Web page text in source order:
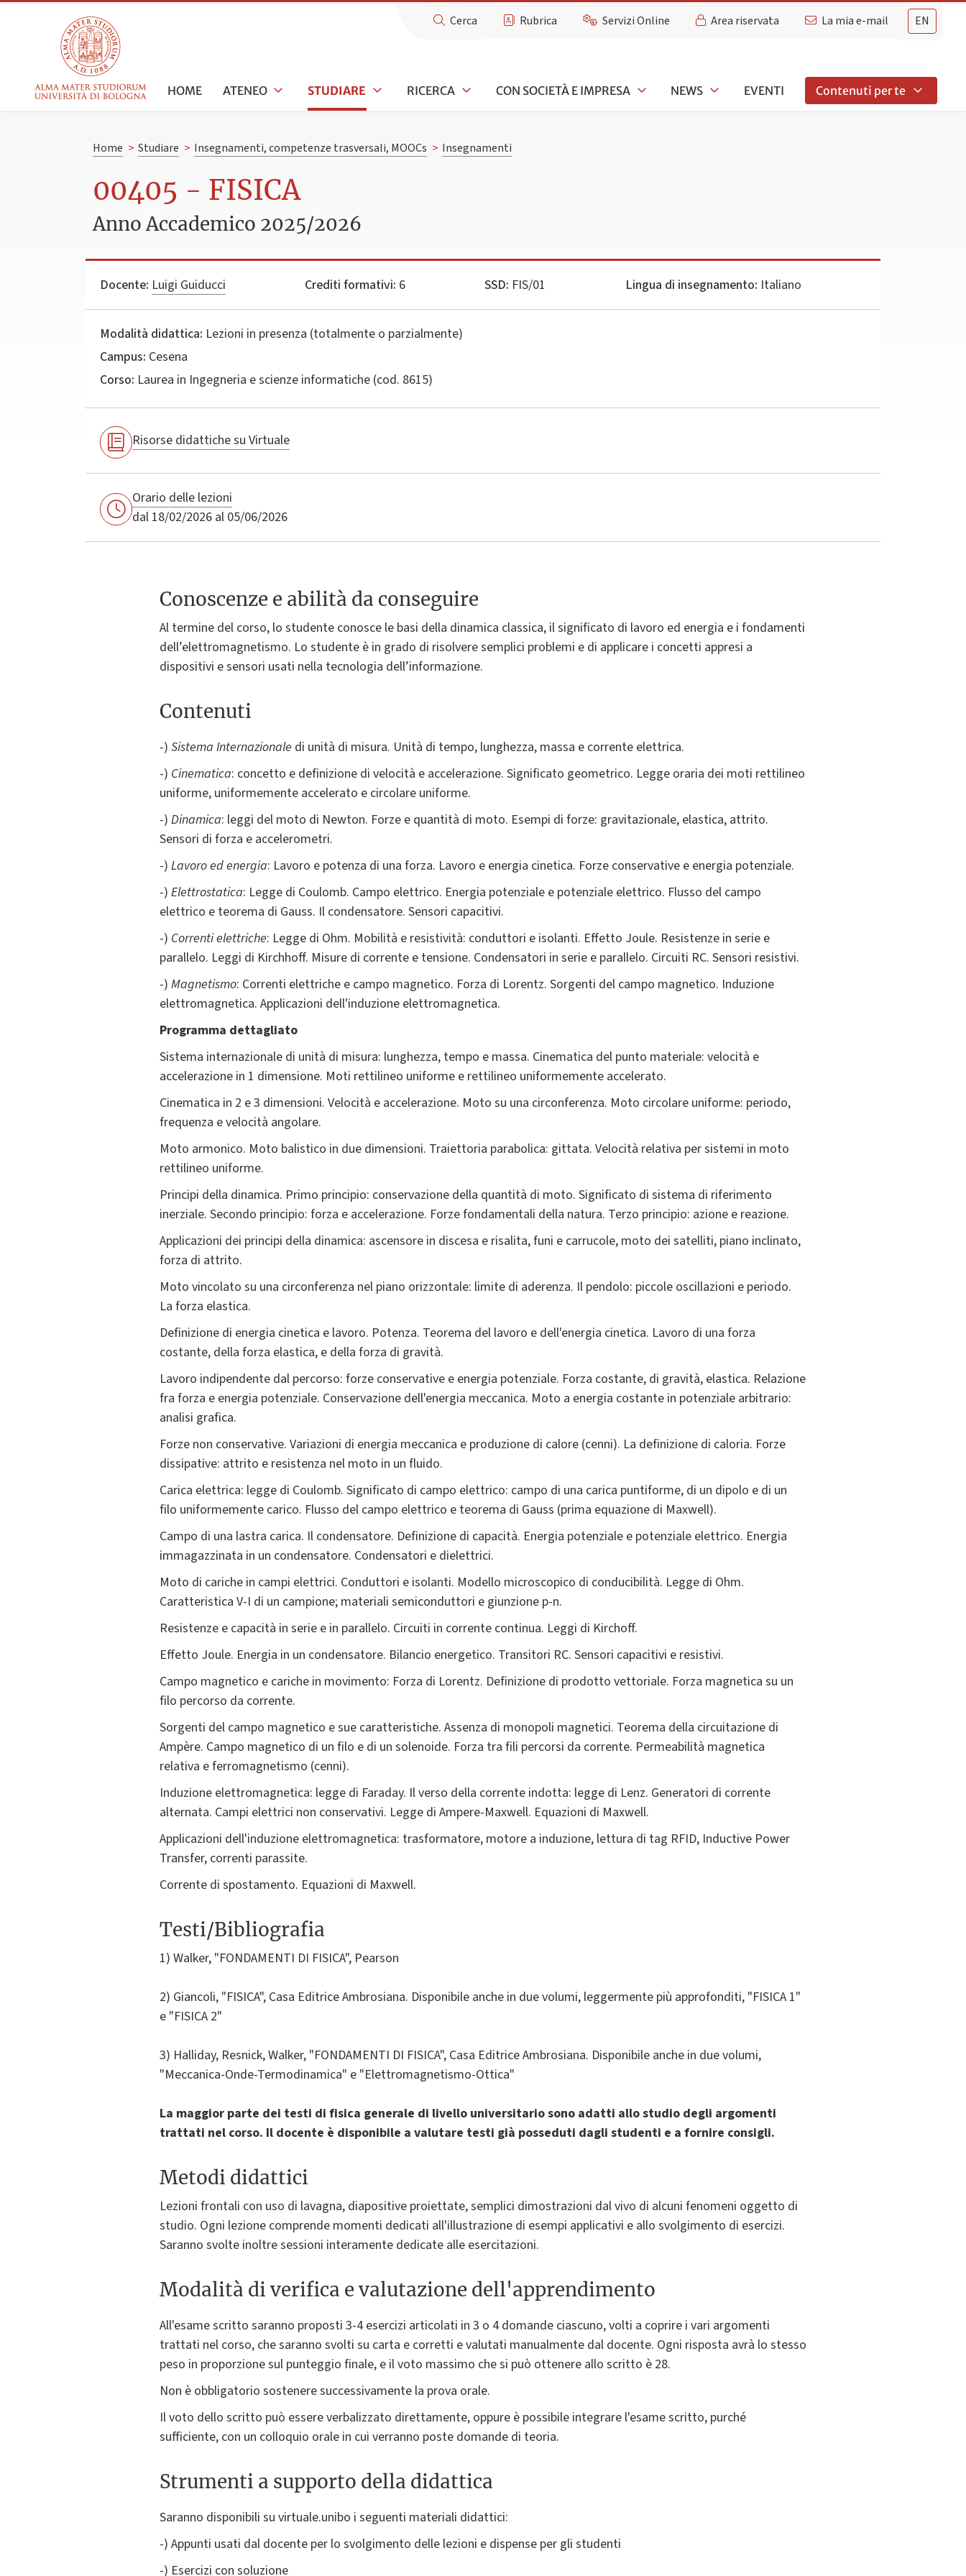
EN
Cerca Rubrica Servizi Online Area riservata La mia e-mail
HOME ATENEO STUDIARE RICERCA CON SOCIETÀ E IMPRESA NEWS EVENTI Contenuti per te
Home > Studiare > Insegnamenti, competenze trasversali, MOOCs > Insegnamenti
00405 - FISICA
Anno Accademico 2025/2026
Docente: Luigi Guiducci Crediti formativi: 6 SSD: FIS/01 Lingua di insegnamento: Italiano
Modalità didattica: Lezioni in presenza (totalmente o parzialmente)
Campus: Cesena
Corso: Laurea in Ingegneria e scienze informatiche (cod. 8615)
Risorse didattiche su Virtuale
Orario delle lezioni
dal 18/02/2026 al 05/06/2026
Conoscenze e abilità da conseguire
Al termine del corso, lo studente conosce le basi della dinamica classica, il significato di lavoro ed energia e i fondamenti
dell’elettromagnetismo. Lo studente è in grado di risolvere semplici problemi e di applicare i concetti appresi a
dispositivi e sensori usati nella tecnologia dell’informazione.
Contenuti
-) Sistema Internazionale di unità di misura. Unità di tempo, lunghezza, massa e corrente elettrica.
-) Cinematica: concetto e definizione di velocità e accelerazione. Significato geometrico. Legge oraria dei moti rettilineo
uniforme, uniformemente accelerato e circolare uniforme.
-) Dinamica: leggi del moto di Newton. Forze e quantità di moto. Esempi di forze: gravitazionale, elastica, attrito.
Sensori di forza e accelerometri.
-) Lavoro ed energia: Lavoro e potenza di una forza. Lavoro e energia cinetica. Forze conservative e energia potenziale.
-) Elettrostatica: Legge di Coulomb. Campo elettrico. Energia potenziale e potenziale elettrico. Flusso del campo
elettrico e teorema di Gauss. Il condensatore. Sensori capacitivi.
-) Correnti elettriche: Legge di Ohm. Mobilità e resistività: conduttori e isolanti. Effetto Joule. Resistenze in serie e
parallelo. Leggi di Kirchhoff. Misure di corrente e tensione. Condensatori in serie e parallelo. Circuiti RC. Sensori resistivi.
-) Magnetismo: Correnti elettriche e campo magnetico. Forza di Lorentz. Sorgenti del campo magnetico. Induzione
elettromagnetica. Applicazioni dell'induzione elettromagnetica.
Programma dettagliato
Sistema internazionale di unità di misura: lunghezza, tempo e massa. Cinematica del punto materiale: velocità e
accelerazione in 1 dimensione. Moti rettilineo uniforme e rettilineo uniformemente accelerato.
Cinematica in 2 e 3 dimensioni. Velocità e accelerazione. Moto su una circonferenza. Moto circolare uniforme: periodo,
frequenza e velocità angolare.
Moto armonico. Moto balistico in due dimensioni. Traiettoria parabolica: gittata. Velocità relativa per sistemi in moto
rettilineo uniforme.
Principi della dinamica. Primo principio: conservazione della quantità di moto. Significato di sistema di riferimento
inerziale. Secondo principio: forza e accelerazione. Forze fondamentali della natura. Terzo principio: azione e reazione.
Applicazioni dei principi della dinamica: ascensore in discesa e risalita, funi e carrucole, moto dei satelliti, piano inclinato,
forza di attrito.
Moto vincolato su una circonferenza nel piano orizzontale: limite di aderenza. Il pendolo: piccole oscillazioni e periodo.
La forza elastica.
Definizione di energia cinetica e lavoro. Potenza. Teorema del lavoro e dell'energia cinetica. Lavoro di una forza
costante, della forza elastica, e della forza di gravità.
Lavoro indipendente dal percorso: forze conservative e energia potenziale. Forza costante, di gravità, elastica. Relazione
fra forza e energia potenziale. Conservazione dell'energia meccanica. Moto a energia costante in potenziale arbitrario:
analisi grafica.
Forze non conservative. Variazioni di energia meccanica e produzione di calore (cenni). La definizione di caloria. Forze
dissipative: attrito e resistenza nel moto in un fluido.
Carica elettrica: legge di Coulomb. Significato di campo elettrico: campo di una carica puntiforme, di un dipolo e di un
filo uniformemente carico. Flusso del campo elettrico e teorema di Gauss (prima equazione di Maxwell).
Campo di una lastra carica. Il condensatore. Definizione di capacità. Energia potenziale e potenziale elettrico. Energia
immagazzinata in un condensatore. Condensatori e dielettrici.
Moto di cariche in campi elettrici. Conduttori e isolanti. Modello microscopico di conducibilità. Legge di Ohm.
Caratteristica V-I di un campione; materiali semiconduttori e giunzione p-n.
Resistenze e capacità in serie e in parallelo. Circuiti in corrente continua. Leggi di Kirchoff.
Effetto Joule. Energia in un condensatore. Bilancio energetico. Transitori RC. Sensori capacitivi e resistivi.
Campo magnetico e cariche in movimento: Forza di Lorentz. Definizione di prodotto vettoriale. Forza magnetica su un
filo percorso da corrente.
Sorgenti del campo magnetico e sue caratteristiche. Assenza di monopoli magnetici. Teorema della circuitazione di
Ampère. Campo magnetico di un filo e di un solenoide. Forza tra fili percorsi da corrente. Permeabilità magnetica
relativa e ferromagnetismo (cenni).
Induzione elettromagnetica: legge di Faraday. Il verso della corrente indotta: legge di Lenz. Generatori di corrente
alternata. Campi elettrici non conservativi. Legge di Ampere-Maxwell. Equazioni di Maxwell.
Applicazioni dell'induzione elettromagnetica: trasformatore, motore a induzione, lettura di tag RFID, Inductive Power
Transfer, correnti parassite.
Corrente di spostamento. Equazioni di Maxwell.
Testi/Bibliografia
1) Walker, "FONDAMENTI DI FISICA", Pearson
2) Giancoli, "FISICA", Casa Editrice Ambrosiana. Disponibile anche in due volumi, leggermente più approfonditi, "FISICA 1"
e "FISICA 2"
3) Halliday, Resnick, Walker, "FONDAMENTI DI FISICA", Casa Editrice Ambrosiana. Disponibile anche in due volumi,
"Meccanica-Onde-Termodinamica" e "Elettromagnetismo-Ottica"
La maggior parte dei testi di fisica generale di livello universitario sono adatti allo studio degli argomenti
trattati nel corso. Il docente è disponibile a valutare testi già posseduti dagli studenti e a fornire consigli.
Metodi didattici
Lezioni frontali con uso di lavagna, diapositive proiettate, semplici dimostrazioni dal vivo di alcuni fenomeni oggetto di
studio. Ogni lezione comprende momenti dedicati all'illustrazione di esempi applicativi e allo svolgimento di esercizi.
Saranno svolte inoltre sessioni interamente dedicate alle esercitazioni.
Modalità di verifica e valutazione dell'apprendimento
All'esame scritto saranno proposti 3-4 esercizi articolati in 3 o 4 domande ciascuno, volti a coprire i vari argomenti
trattati nel corso, che saranno svolti su carta e corretti e valutati manualmente dal docente. Ogni risposta avrà lo stesso
peso in proporzione sul punteggio finale, e il voto massimo che si può ottenere allo scritto è 28.
Non è obbligatorio sostenere successivamente la prova orale.
Il voto dello scritto può essere verbalizzato direttamente, oppure è possibile integrare l'esame scritto, purché
sufficiente, con un colloquio orale in cui verranno poste domande di teoria.
Strumenti a supporto della didattica
Saranno disponibili su virtuale.unibo i seguenti materiali didattici:
-) Appunti usati dal docente per lo svolgimento delle lezioni e dispense per gli studenti
-) Esercizi con soluzione